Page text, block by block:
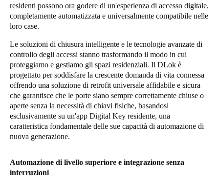
Italy
Russia
Russian
Poland
Polski
Czech Republic
Denmark
residenti possono ora godere di un'esperienza di accesso digitale,
completamente automatizzata e universalmente compatibile nelle
loro case.
Le soluzioni di chiusura intelligente e le tecnologie avanzate di
controllo degli accessi stanno trasformando il modo in cui
proteggiamo e gestiamo gli spazi residenziali. Il DLok è
progettato per soddisfare la crescente domanda di vita connessa
offrendo una soluzione di retrofit universale affidabile e sicura
che garantisce che le porte siano sempre correttamente chiuse o
aperte senza la necessità di chiavi fisiche, basandosi
esclusivamente su un'app Digital Key residente, una
caratteristica fondamentale delle sue capacità di automazione di
nuova generazione.
Automazione di livello superiore e integrazione senza
interruzioni